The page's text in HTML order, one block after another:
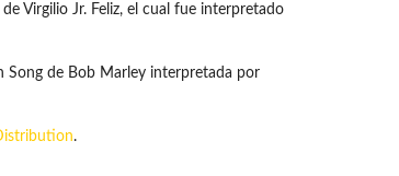
Virgilio Jr. Feliz, el cual fue interpretado
Song de Bob Marley interpretada por
.